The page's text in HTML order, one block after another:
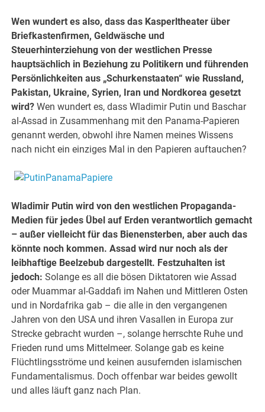
Wen wundert es also, dass das Kasperltheater über
Briefkastenfirmen, Geldwäsche und
Steuerhinterziehung von der westlichen Presse
hauptsächlich in Beziehung zu Politikern und führenden
Persönlichkeiten aus „Schurkenstaaten“ wie Russland,
Pakistan, Ukraine, Syrien, Iran und Nordkorea gesetzt
wird? Wen wundert es, dass Wladimir Putin und Baschar
al-Assad in Zusammenhang mit den Panama-Papieren
genannt werden, obwohl ihre Namen meines Wissens
nach nicht ein einziges Mal in den Papieren auftauchen?
Wladimir Putin wird von den westlichen Propaganda-
Medien für jedes Übel auf Erden verantwortlich gemacht
– außer vielleicht für das Bienensterben, aber auch das
könnte noch kommen. Assad wird nur noch als der
leibhaftige Beelzebub dargestellt. Festzuhalten ist
jedoch: Solange es all die bösen Diktatoren wie Assad
oder Muammar al-Gaddafi im Nahen und Mittleren Osten
und in Nordafrika gab – die alle in den vergangenen
Jahren von den USA und ihren Vasallen in Europa zur
Strecke gebracht wurden –, solange herrschte Ruhe und
Frieden rund ums Mittelmeer. Solange gab es keine
Flüchtlingsströme und keinen ausufernden islamischen
Fundamentalismus. Doch offenbar war beides gewollt
und alles läuft ganz nach Plan.